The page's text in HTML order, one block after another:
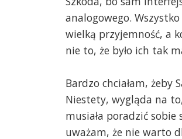
analogowego.
wielką przyjemność, a
nie to, że było ich tak
Bardzo chciałam, żeby
Niestety, wygląda na
musiała poradzić
uważam, że nie warto